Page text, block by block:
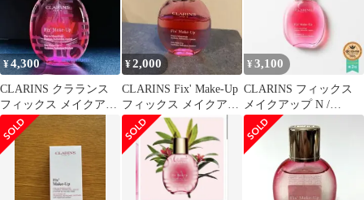
¥4,300
CLARINS クラランス
フィックス メイクアッ
プ N LOVEエディショ
ン
¥2,000
CLARINS Fix' Make-Up
フィックス メイクアッ
プ N
¥3,100
CLARINS フィックス
メイクアップ N /
50mL★残量8割